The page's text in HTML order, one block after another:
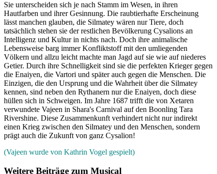
Sie unterscheiden sich je nach Stamm im Wesen, in ihren
Hautfarben und ihrer Gesinnung. Die raubtierhafte Erscheinung
lässt manchen glauben, die Silmatey wären nur Tiere, doch
tatsächlich stehen sie der restlichen Bevölkerung Cysalions an
Intelligenz und Kultur in nichts nach. Doch ihre animalische
Lebensweise barg immer Konfliktstoff mit den umliegenden
Völkern und allzu leicht machte man Jagd auf sie wie auf niederes
Getier. Durch ihre Schnelligkeit sind sie die perfekten Krieger gegen
die Enaiyen, die Vartori und später auch gegen die Menschen. Die
Einzigen, die den Ursprung und die Wahrheit über die Silmatey
kennen, sind neben den Rythanern nur die Enaiyen, doch diese
hüllen sich in Schweigen. Im Jahre 1687 trifft die von Xetaren
verwundete Vajeen in Shara's Carnival auf den Boonling Tara
Rivershine. Diese Zusammenkunft verhindert nicht nur indirekt
einen Krieg zwischen den Silmatey und den Menschen, sondern
prägt auch die Zukunft von ganz Cysalion!
(Vajeen wurde von Kathrin Vogel gespielt)
Weitere Beiträge zum Musical